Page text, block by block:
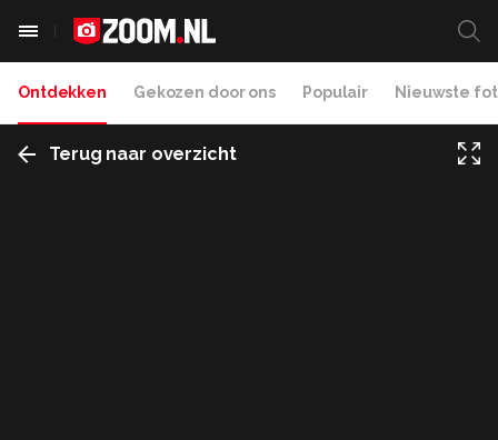
Ontdekken Gekozen door ons Populair Nieuwste
Terug naar overzicht